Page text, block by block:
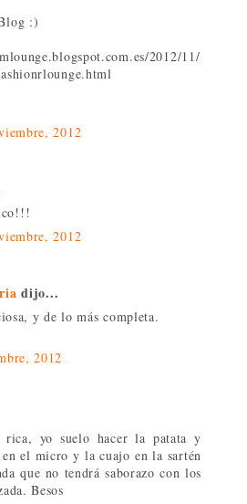
:)
2012/11/
2012
2012
dijo...
y de lo más completa.
2012
rica, yo suelo hacer la patata y
en el micro y la cuajo en la sartén
que no tendrá saborazo con los
Besos